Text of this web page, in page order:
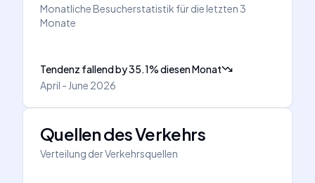
Monatliche Besucherstatistik für die letzten 3
Monate
Tendenz fallendby35.1%diesen Monat
April - June 2026
Quellen des Verkehrs
Verteilung der Verkehrsquellen